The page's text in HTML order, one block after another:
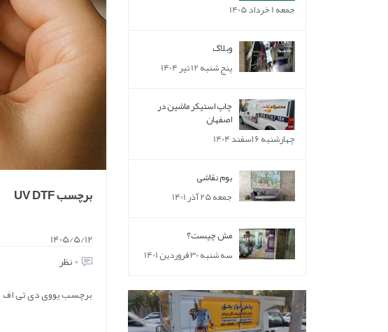
جمعه 1 خرداد 1405
وبلاگ
پنج شنبه 12 تیر 1404
چاپ استیکر ماشین در
اصفهان
چهارشنبه 6 اسفند 1404
بوم نقاشی
جمعه 25 آذر 1401
مش چیست؟
سه شنبه 30 فروردین 1401
برچسب UV DTF
1405/5/12
0نظر
برچسب یووی دی تی اف